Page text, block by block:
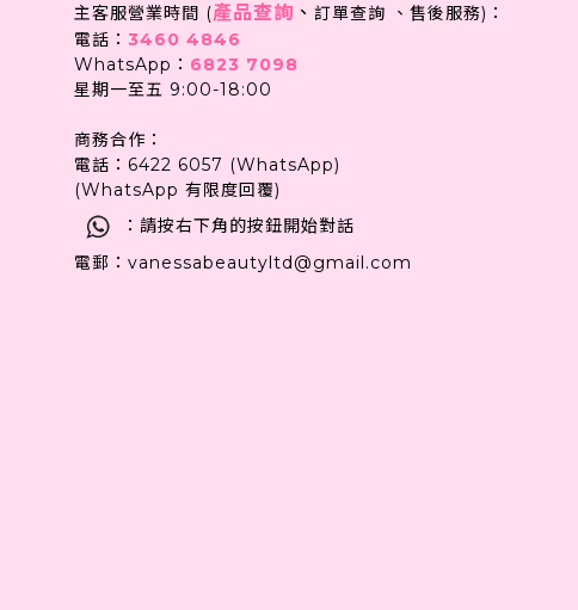
主客服營業時間 (產品查詢 、 訂單查詢 、售後服務)：
電話： 3460 4846
WhatsApp： 6823 7098
星期一至五 9:00-18:00
商務合作：
電話：6422 6057 (WhatsApp)
(WhatsApp 有限度回覆)
：請按右下角的按鈕開始對話
電郵：vanessabeautyltd@gmail.com